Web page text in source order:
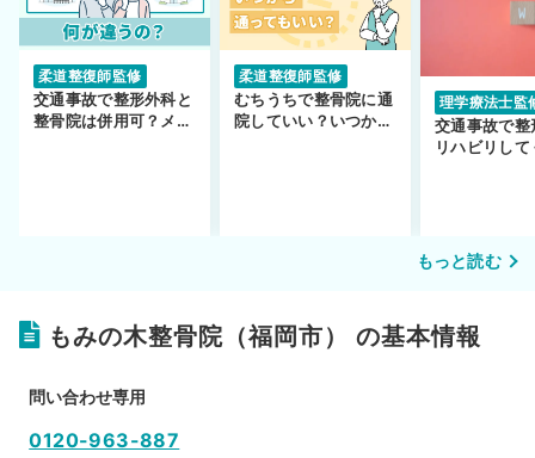
柔道整復師監修
交通事故で整形外科と
整骨院は併用可？メリ
柔道整復師監修
むちうちで整骨院に通
院していい？いつから
理学療法士監
交通事故で整
リハビリして
もっと読む
もみの木整骨院（福岡市） の基本情報
問い合わせ専用
0120-963-887